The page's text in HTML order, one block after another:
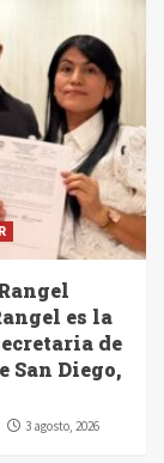
es la
de
San Diego,
3 agosto, 2026